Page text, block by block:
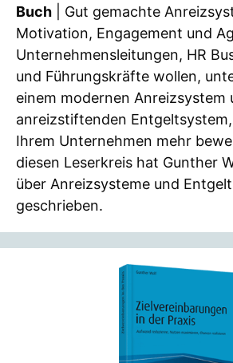
Buch | Gut gemachte
Motivation, Engagement und
Unternehmensleitungen, HR
und Führungskräfte wollen,
einem modernen Anreizsystem
anreizstiftenden
Ihrem Unternehmen mehr
diesen Leserkreis hat Gunther
über Anreizsysteme und
geschrieben.